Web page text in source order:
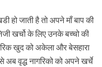
जाती है तो अपने माँ बाप की
खर्चो के लिए उनके बच्चो की
खुद को अकेला और बेसहारा
वृद्ध नागरिको को अपने खर्चे